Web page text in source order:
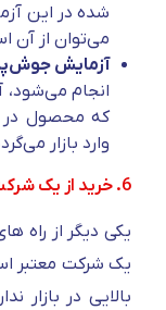
شده در این
می‌توان از آن
آزمایش جوش‌‎پذیری:
انجام
که محصول در
وارد بازار
6. خرید از یک شرکت معتبر
یکی دیگر از راه
یک شرکت معتبر
بالایی در بازار